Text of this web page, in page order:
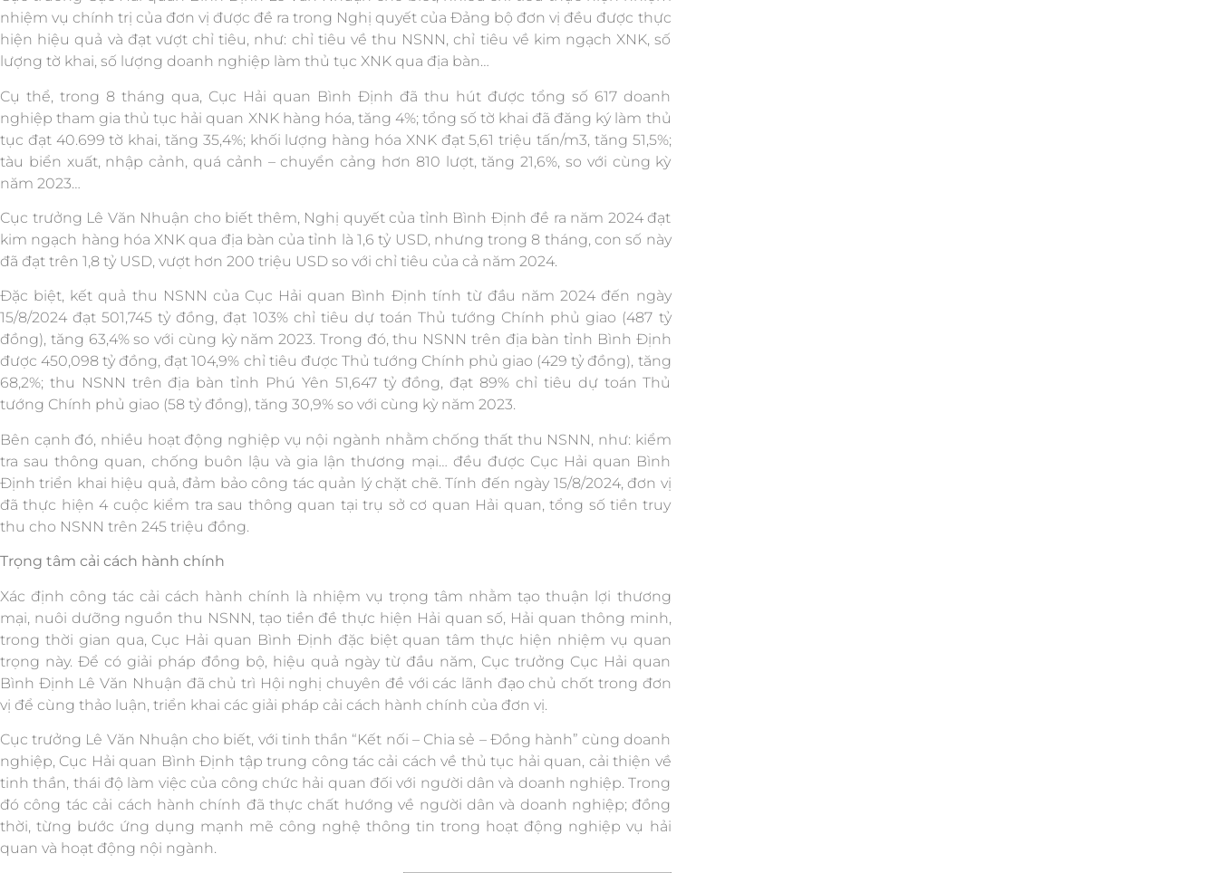
nhiệm vụ chính trị của đơn vị được đề ra trong Nghị quyết của Đảng bộ đơn vị đều được thực
hiện hiệu quả và đạt vượt chỉ tiêu, như: chỉ tiêu về thu NSNN, chỉ tiêu về kim ngạch XNK, số
lượng tờ khai, số lượng doanh nghiệp làm thủ tục XNK qua địa bàn…
Cụ thể, trong 8 tháng qua, Cục Hải quan Bình Định đã thu hút được tổng số 617 doanh
nghiệp tham gia thủ tục hải quan XNK hàng hóa, tăng 4%; tổng số tờ khai đã đăng ký làm thủ
tục đạt 40.699 tờ khai, tăng 35,4%; khối lượng hàng hóa XNK đạt 5,61 triệu tấn/m3, tăng 51,5%;
tàu biển xuất, nhập cảnh, quá cảnh – chuyển cảng hơn 810 lượt, tăng 21,6%, so với cùng kỳ
năm 2023…
Cục trưởng Lê Văn Nhuận cho biết thêm, Nghị quyết của tỉnh Bình Định đề ra năm 2024 đạt
kim ngạch hàng hóa XNK qua địa bàn của tỉnh là 1,6 tỷ USD, nhưng trong 8 tháng, con số này
đã đạt trên 1,8 tỷ USD, vượt hơn 200 triệu USD so với chỉ tiêu của cả năm 2024.
Đặc biệt, kết quả thu NSNN của Cục Hải quan Bình Định tính từ đầu năm 2024 đến ngày
15/8/2024 đạt 501,745 tỷ đồng, đạt 103% chỉ tiêu dự toán Thủ tướng Chính phủ giao (487 tỷ
đồng), tăng 63,4% so với cùng kỳ năm 2023. Trong đó, thu NSNN trên địa bàn tỉnh Bình Định
được 450,098 tỷ đồng, đạt 104,9% chỉ tiêu được Thủ tướng Chính phủ giao (429 tỷ đồng), tăng
68,2%; thu NSNN trên địa bàn tỉnh Phú Yên 51,647 tỷ đồng, đạt 89% chỉ tiêu dự toán Thủ
tướng Chính phủ giao (58 tỷ đồng), tăng 30,9% so với cùng kỳ năm 2023.
Bên cạnh đó, nhiều hoạt động nghiệp vụ nội ngành nhằm chống thất thu NSNN, như: kiểm
tra sau thông quan, chống buôn lậu và gia lận thương mại… đều được Cục Hải quan Bình
Định triển khai hiệu quả, đảm bảo công tác quản lý chặt chẽ. Tính đến ngày 15/8/2024, đơn vị
đã thực hiện 4 cuộc kiểm tra sau thông quan tại trụ sở cơ quan Hải quan, tổng số tiền truy
thu cho NSNN trên 245 triệu đồng.
Trọng tâm cải cách hành chính
Xác định công tác cải cách hành chính là nhiệm vụ trọng tâm nhằm tạo thuận lợi thương
mại, nuôi dưỡng nguồn thu NSNN, tạo tiền đề thực hiện Hải quan số, Hải quan thông minh,
trong thời gian qua, Cục Hải quan Bình Định đặc biệt quan tâm thực hiện nhiệm vụ quan
trọng này. Để có giải pháp đồng bộ, hiệu quả ngày từ đầu năm, Cục trưởng Cục Hải quan
Bình Định Lê Văn Nhuận đã chủ trì Hội nghị chuyên đề với các lãnh đạo chủ chốt trong đơn
vị để cùng thảo luận, triển khai các giải pháp cải cách hành chính của đơn vị.
Cục trưởng Lê Văn Nhuận cho biết, với tinh thần “Kết nối – Chia sẻ – Đồng hành” cùng doanh
nghiệp, Cục Hải quan Bình Định tập trung công tác cải cách về thủ tục hải quan, cải thiện về
tinh thần, thái độ làm việc của công chức hải quan đối với người dân và doanh nghiệp. Trong
đó công tác cải cách hành chính đã thực chất hướng về người dân và doanh nghiệp; đồng
thời, từng bước ứng dụng mạnh mẽ công nghệ thông tin trong hoạt động nghiệp vụ hải
quan và hoạt động nội ngành.